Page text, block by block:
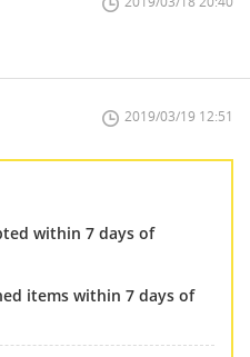
2019/03/19 12:51
within 7 days of
items within 7 days of